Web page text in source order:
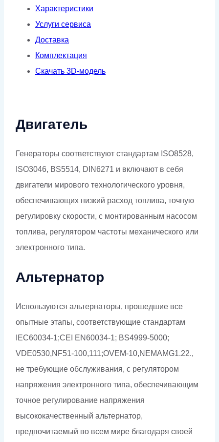
Характеристики
Услуги сервиса
Доставка
Комплектация
Скачать 3D-модель
Двигатель
Генераторы соответствуют стандартам ISO8528,
ISO3046, BS5514, DIN6271 и включают в себя
двигатели мирового технологического уровня,
обеспечивающих низкий расход топлива, точную
регулировку скорости, с монтированным насосом
топлива, регулятором частоты механического или
электронного типа.
Альтернатор
Используются альтернаторы, прошедшие все
опытные этапы, соответствующие стандартам
IEC60034-1;CEI EN60034-1; BS4999-5000;
VDE0530,NF51-100,111;OVEM-10,NEMAMG1.22.,
не требующие обслуживания, с регулятором
напряжения электронного типа, обеспечивающим
точное регулирование напряжения
высококачественный альтернатор,
предпочитаемый во всем мире благодаря своей